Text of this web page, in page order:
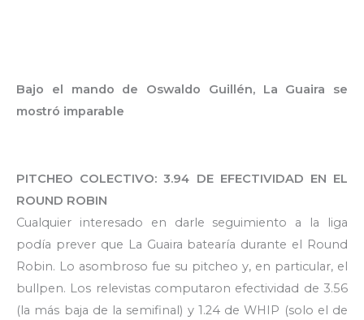
Bajo el mando de Oswaldo Guillén, La Guaira se
mostró imparable
PITCHEO COLECTIVO: 3.94 DE EFECTIVIDAD EN EL
ROUND ROBIN
Cualquier interesado en darle seguimiento a la liga
podía prever que La Guaira batearía durante el Round
Robin. Lo asombroso fue su pitcheo y, en particular, el
bullpen. Los relevistas computaron efectividad de 3.56
(la más baja de la semifinal) y 1.24 de WHIP (solo el de